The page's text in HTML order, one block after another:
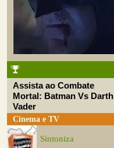
Assista ao Combate
Mortal: Batman Vs Darth
Vader
Cinema e TV
Sintoniza